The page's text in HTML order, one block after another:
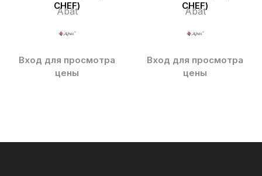
CHEF)
Abat
Вход для просмотра
цены
CHEF)
Abat
Вход для просмотра
цены